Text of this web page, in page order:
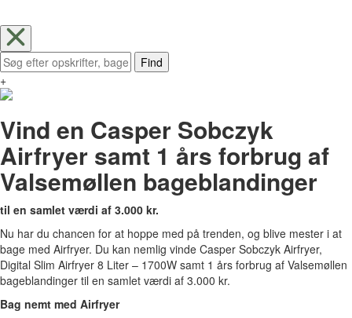
Find
+
Vind en Casper Sobczyk
Airfryer samt 1 års forbrug af
Valsemøllen bageblandinger
til en samlet værdi af 3.000 kr.
Nu har du chancen for at hoppe med på trenden, og blive mester i at
bage med Airfryer. Du kan nemlig vinde Casper Sobczyk Airfryer,
Digital Slim Airfryer 8 Liter – 1700W samt 1 års forbrug af Valsemøllen
bageblandinger til en samlet værdi af 3.000 kr.
Bag nemt med Airfryer